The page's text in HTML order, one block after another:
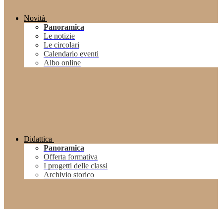
Novità
Panoramica
Le notizie
Le circolari
Calendario eventi
Albo online
Didattica
Panoramica
Offerta formativa
I progetti delle classi
Archivio storico